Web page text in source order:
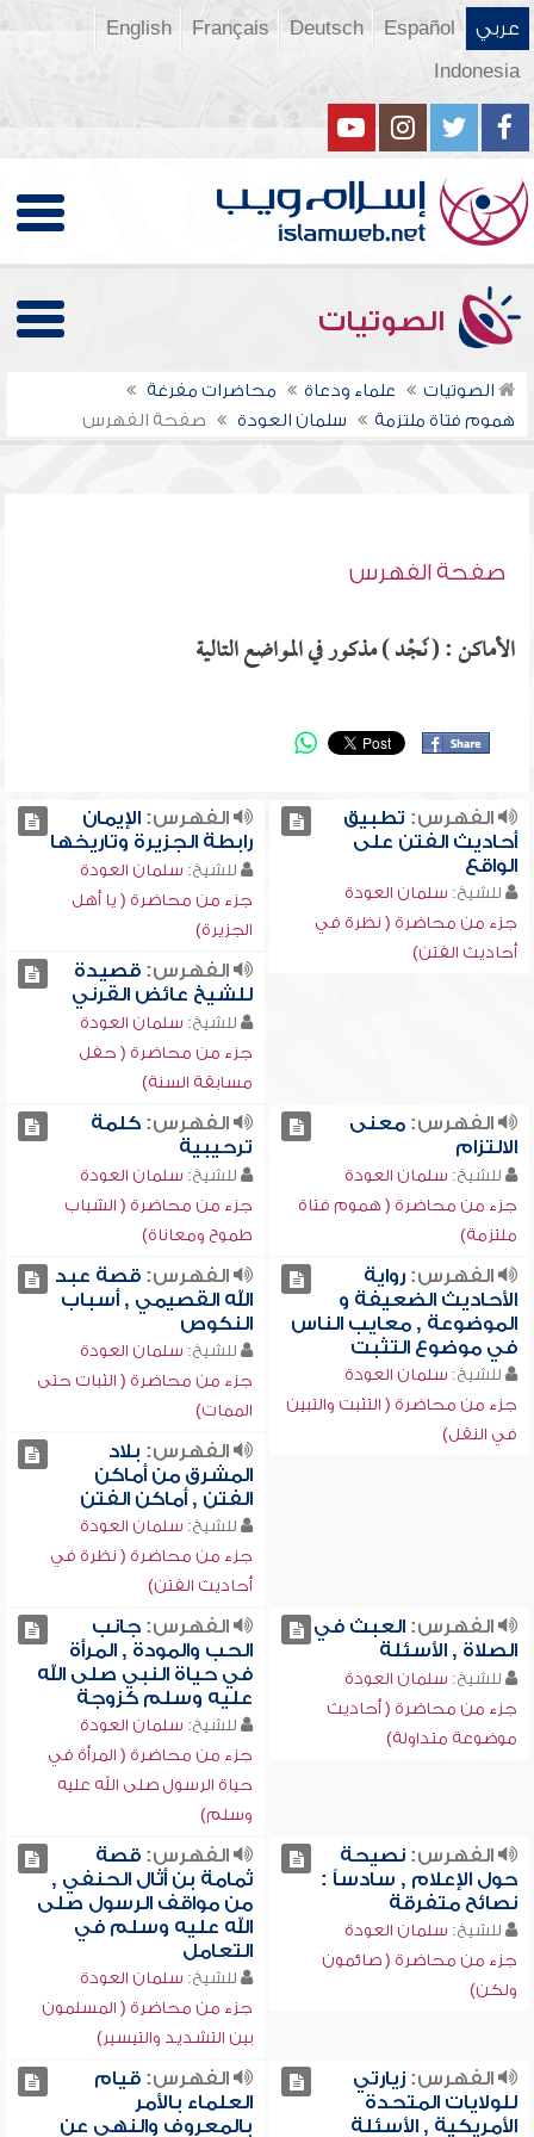
عربي Español
Deutsch
Français
English
Indonesia
الصوتيات
الصوتيات علماء ودعاة
محاضرات مفرغة
هموم فتاة ملتزمة
سلمان العودة صفحة الفهرس
صفحة الفهرس
الأماكن : ( نَجْـد ) مذكور في المواضع التالية
الفهرس: تطبيق
أحاديث الفتن على
الواقع
للشيخ: سلمان العودة
جزء من محاضرة ( نظرة في
أحاديث الفتن)
الفهرس:الإيمان
رابطة الجزيرة وتاريخها
للشيخ: سلمان العودة
جزء من محاضرة ( يا أهل
الجزيرة)
الفهرس:قصيدة
للشيخ عائض القرني
للشيخ: سلمان العودة
جزء من محاضرة ( حفل
مسابقة السنة)
الفهرس:معنى
الالتزام
للشيخ: سلمان العودة
جزء من محاضرة ( هموم فتاة
ملتزمة)
الفهرس:كلمة
ترحيبية
للشيخ: سلمان العودة
جزء من محاضرة ( الشباب
طموح ومعاناة)
الفهرس:رواية
الأحاديث الضعيفة و
الموضوعة , معايب الناس
في موضوع التثبت
للشيخ: سلمان العودة
جزء من محاضرة ( التثبت والتبين
في النقل)
الفهرس:قصة عبد
الله القصيمي , أسباب
النكوص
للشيخ: سلمان العودة
جزء من محاضرة ( الثبات حتى
الممات)
الفهرس: بلاد
المشرق من أماكن
الفتن , أماكن الفتن
للشيخ: سلمان العودة
جزء من محاضرة ( نظرة في
أحاديث الفتن)
الفهرس:العبث في
الصلاة , الأسئلة
للشيخ: سلمان العودة
جزء من محاضرة ( أحاديث
موضوعة متداولة)
الفهرس:جانب
الحب والمودة , المرأة
في حياة النبي صلى الله
عليه وسلم كزوجة
للشيخ: سلمان العودة
جزء من محاضرة ( المرأة في
حياة الرسول صلى الله عليه
وسلم)
الفهرس:نصيحة
حول الإعلام , سادساً :
نصائح متفرقة
للشيخ: سلمان العودة
جزء من محاضرة ( صائمون
ولكن)
الفهرس:قصة
ثمامة بن أثال الحنفي ,
من مواقف الرسول صلى
الله عليه وسلم في
التعامل
للشيخ: سلمان العودة
جزء من محاضرة ( المسلمون
بين التشديد والتيسير)
الفهرس:زيارتي
للولايات المتحدة
الأمريكية , الأسئلة
الفهرس:قيام
العلماء بالأمر
بالمعروف والنهي عن